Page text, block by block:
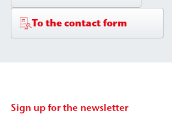
To the contact form
Sign up for the newsletter